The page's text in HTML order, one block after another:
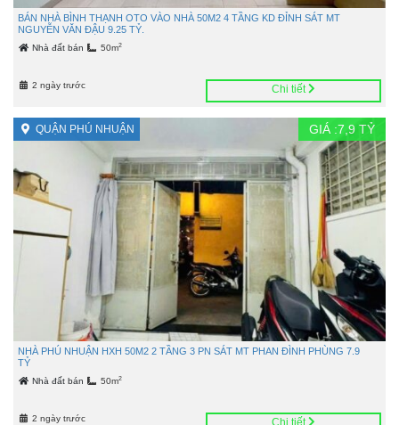
BÁN NHÀ BÌNH THẠNH OTO VÀO NHÀ 50M2 4 TẦNG KD ĐỈNH SÁT MT
NGUYỄN VĂN ĐẬU 9.25 TỶ.
Nhà đất bán 50m2
2 ngày trước Chi tiết
QUẬN PHÚ NHUẬN GIÁ :7,9 TỶ
NHÀ PHÚ NHUẬN HXH 50M2 2 TẦNG 3 PN SÁT MT PHAN ĐÌNH PHÙNG 7.9
TỶ
Nhà đất bán 50m2
2 ngày trước Chi tiết